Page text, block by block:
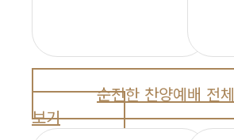
순전한 찬양예배 전체
보기